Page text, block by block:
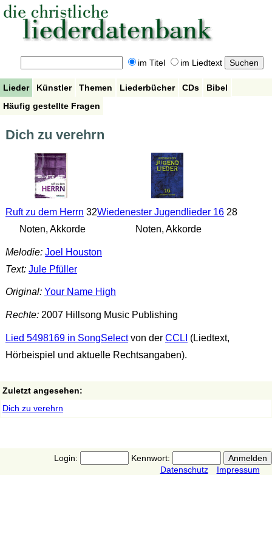
im Titel im Liedtext
Lieder Künstler Themen Liederbücher CDs
Bibel
Häufig gestellte Fragen
Dich zu verehrn
Ruft zu dem Herrn 32
Noten, Akkorde
Wiedenester Jugendlieder 1628
Noten, Akkorde
Melodie: Joel Houston
Text: Jule Pfüller
Original: Your Name High
Rechte:2007 Hillsong Music Publishing
Lied 5498169 in SongSelectvon der CCLI (Liedtext,
Hörbeispiel und aktuelle Rechtsangaben).
Zuletzt angesehen:
Dich zu verehrn
Login:
Kennwort:
Datenschutz
Impressum